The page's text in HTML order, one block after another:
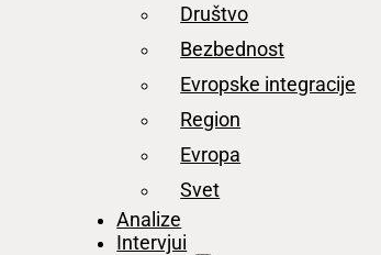
Društvo
Bezbednost
Evropske integracije
Region
Evropa
Svet
Analize
Intervjui